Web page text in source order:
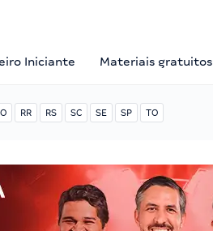
Iniciante Materiais gratuitos
RR RS SC SE SP TO